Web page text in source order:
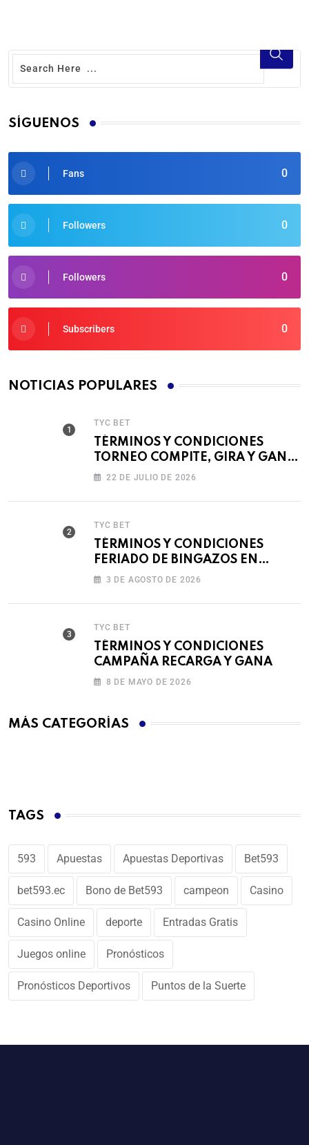
SÍGUENOS
0
Fans
0
Followers
0
Followers
0
Subscribers
NOTICIAS POPULARES
TYC BET
TÉRMINOS Y CONDICIONES
TORNEO COMPITE, GIRA Y GANA
🎰 22 DE JULIO DE 2026
TYC BET
TÉRMINOS Y CONDICIONES
FERIADO DE BINGAZOS EN
BET593
3 DE AGOSTO DE 2026
TYC BET
TÉRMINOS Y CONDICIONES
CAMPAÑA RECARGA Y GANA
8 DE MAYO DE 2026
MÁS CATEGORÍAS
TAGS
593 Apuestas Apuestas Deportivas Bet593
bet593.ec Bono de Bet593 campeon Casino
Casino Online deporte Entradas Gratis
Juegos online Pronósticos
Pronósticos Deportivos Puntos de la Suerte